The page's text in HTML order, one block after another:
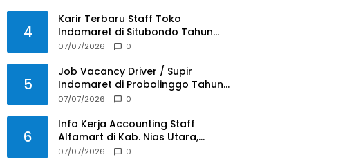
4
Karir Terbaru Staff Toko
Indomaret di Situbondo Tahun
2025
07/07/2026 0
5
Job Vacancy Driver / Supir
Indomaret di Probolinggo Tahun
2025
07/07/2026 0
6
Info Kerja Accounting Staff
Alfamart di Kab. Nias Utara,
Sumatera Utara Tahun 2025
07/07/2026 0